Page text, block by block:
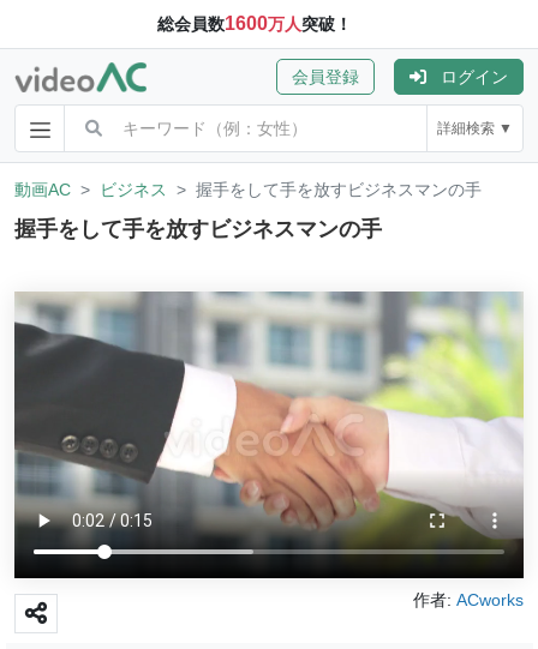
総会員数1600万人突破！
会員登録 ログイン
詳細検索 ▼
動画AC ビジネス 握手をして手を放すビジネスマンの手
握手をして手を放すビジネスマンの手
作者: ACworks